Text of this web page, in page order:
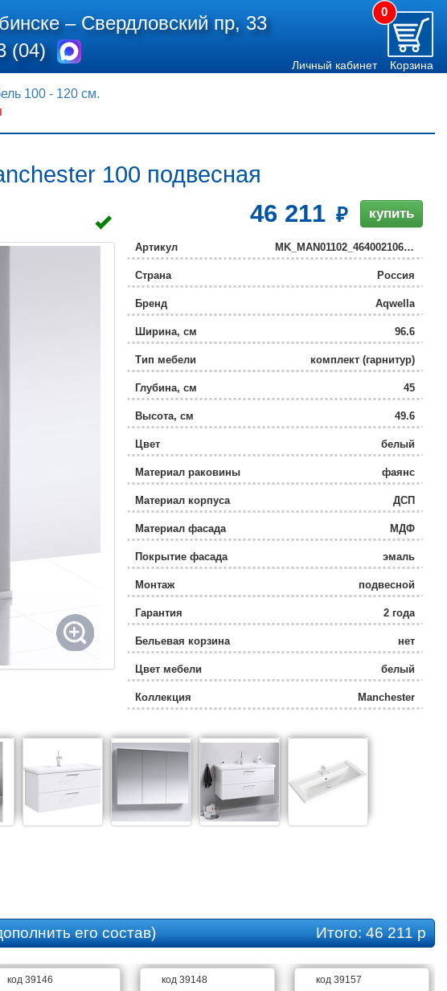
–Свердловский пр, 33
(04)
0
Личный кабинет Корзина
100 - 120 см.
100 подвесная
46 211 купить
Артикул MK_MAN01102_4640021065204
Страна Россия
Бренд Aqwella
Ширина, см 96.6
Тип мебели комплект (гарнитур)
Глубина, см 45
Высота, см 49.6
Цвет белый
Материал раковины фаянс
Материал корпуса ДСП
Материал фасада МДФ
Покрытие фасада эмаль
Монтаж подвесной
Гарантия 2 года
Бельевая корзина нет
Цвет мебели белый
Коллекция Manchester
его состав) Итого:46 211 р
код 39146 код 39148 код 39157